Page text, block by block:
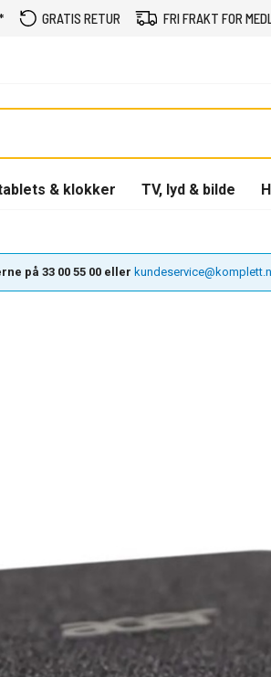
GRATIS RETUR FRI FRAKT FOR
& klokker TV, lyd & bilde
på 33 00 55 00 eller